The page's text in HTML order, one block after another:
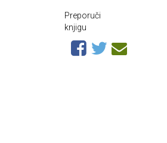
Preporuči
knjigu